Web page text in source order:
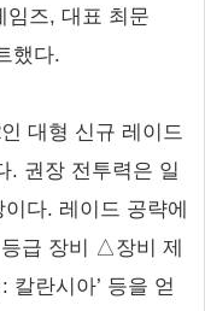
임즈, 대표 최문
했다.
대형 신규 레이드
. 권장 전투력은 일
다. 레이드 공략에
급 장비 △장비 제
칼란시아’ 등을 얻